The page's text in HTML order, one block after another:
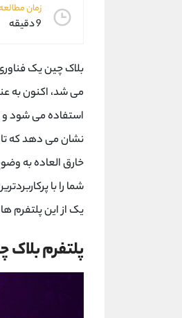
زمان
9 دقیقه
بلاک چین یک
می شد، اکنون به
استفاده می شود و
خارق العاده به
شما را با
یک از این پلتفرم
پلتفرم